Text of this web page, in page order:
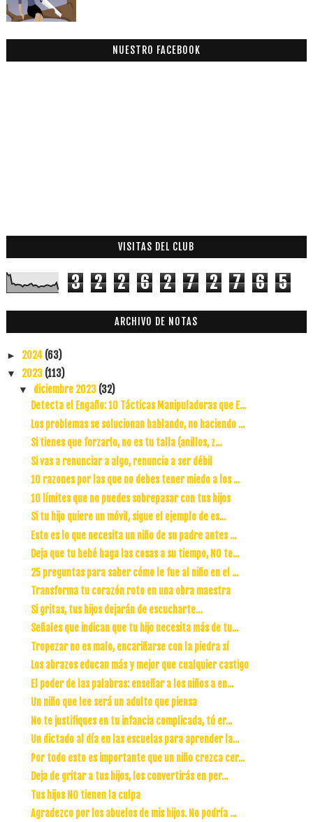
NUESTRO FACEBOOK
VISITAS DEL CLUB
3 2 2 6 2 7 2 7 6 5
ARCHIVO DE NOTAS
► 2024 (63)
▼ 2023 (113)
▼ diciembre 2023 (32)
Detecta el Engaño: 10 Tácticas Manipuladoras que E...
Los problemas se solucionan hablando, no haciendo ...
Si tienes que forzarlo, no es tu talla (anillos, z...
Si vas a renunciar a algo, renuncia a ser débil
10 razones por las que no debes tener miedo a los ...
10 límites que no puedes sobrepasar con tus hijos
Si tu hijo quiere un móvil, sigue el ejemplo de es...
Esto es lo que necesita un niño de su padre antes ...
Deja que tu bebé haga las cosas a su tiempo, NO te...
25 preguntas para saber cómo le fue al niño en el ...
Transforma tu corazón roto en una obra maestra
Si gritas, tus hijos dejarán de escucharte…
Señales que indican que tu hijo necesita más de tu...
Tropezar no es malo, encariñarse con la piedra sí
Los abrazos educan más y mejor que cualquier castigo
El poder de las palabras: enseñar a los niños a en...
Un niño que lee será un adulto que piensa
No te justifiques en tu infancia complicada, tú er...
Un dictado al día en las escuelas para aprender la...
Por todo esto es importante que un niño crezca cer...
Deja de gritar a tus hijos, los convertirás en per...
Tus hijos NO tienen la culpa
Agradezco por los abuelos de mis hijos. No podría ...